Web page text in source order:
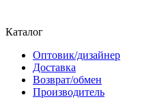
Каталог
Оптовик/дизайнер
Доставка
Возврат/обмен
Производитель